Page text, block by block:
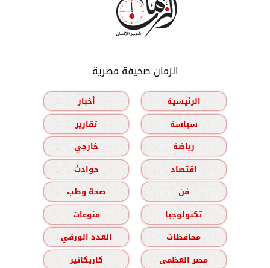
الزمان صحيفة مصرية
الرئيسية
أخبار
سياسة
تقارير
رياضة
خارجي
اقتصاد
حوادث
فن
صحة وطب
تكنولوجيا
منوعات
محافظات
العدد الورقي
مصر العظمى
كاريكاتير